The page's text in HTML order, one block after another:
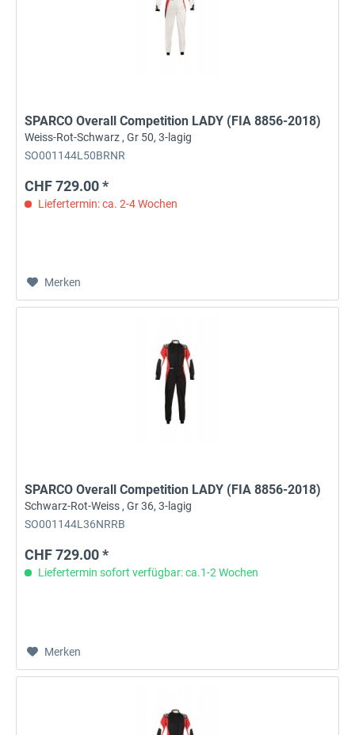
SPARCO Overall Competition LADY (FIA 8856-2018)
Weiss-Rot-Schwarz , Gr 50, 3-lagig
SO001144L50BRNR
CHF 729.00 *
Liefertermin: ca. 2-4 Wochen
Merken
SPARCO Overall Competition LADY (FIA 8856-2018)
Schwarz-Rot-Weiss , Gr 36, 3-lagig
SO001144L36NRRB
CHF 729.00 *
Liefertermin sofort verfügbar: ca.1-2 Wochen
Merken